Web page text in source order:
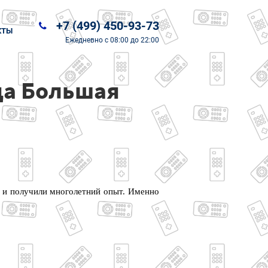
+7 (499) 450-93-73
Ежедневно с 08:00 до 22:00
Большая
получили многолетний опыт. Именно